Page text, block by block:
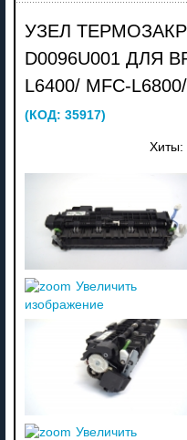
УЗЕЛ
D0096U001 ДЛЯ
L6400/ MFC-
(КОД: 35917)
Хиты:
Увеличить
изображение
Увеличить